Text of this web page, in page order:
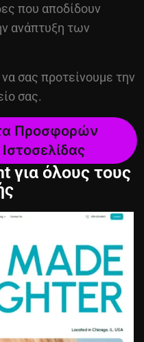
που αποδίδουν
ανάπτυξη των
σας προτείνουμε την
σας.
για όλους τους